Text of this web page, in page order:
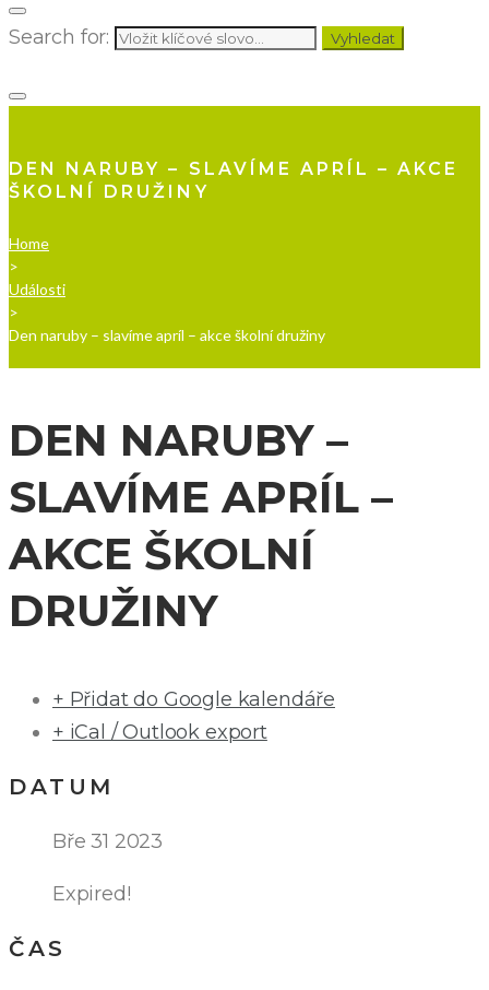
Search for: Vyhledat
DEN NARUBY – SLAVÍME APRÍL – AKCE
ŠKOLNÍ DRUŽINY
Home
>
Události
>
Den naruby – slavíme apríl – akce školní družiny
DEN NARUBY –
SLAVÍME APRÍL –
AKCE ŠKOLNÍ
DRUŽINY
+ Přidat do Google kalendáře
+ iCal / Outlook export
DATUM
Bře 31 2023
Expired!
ČAS